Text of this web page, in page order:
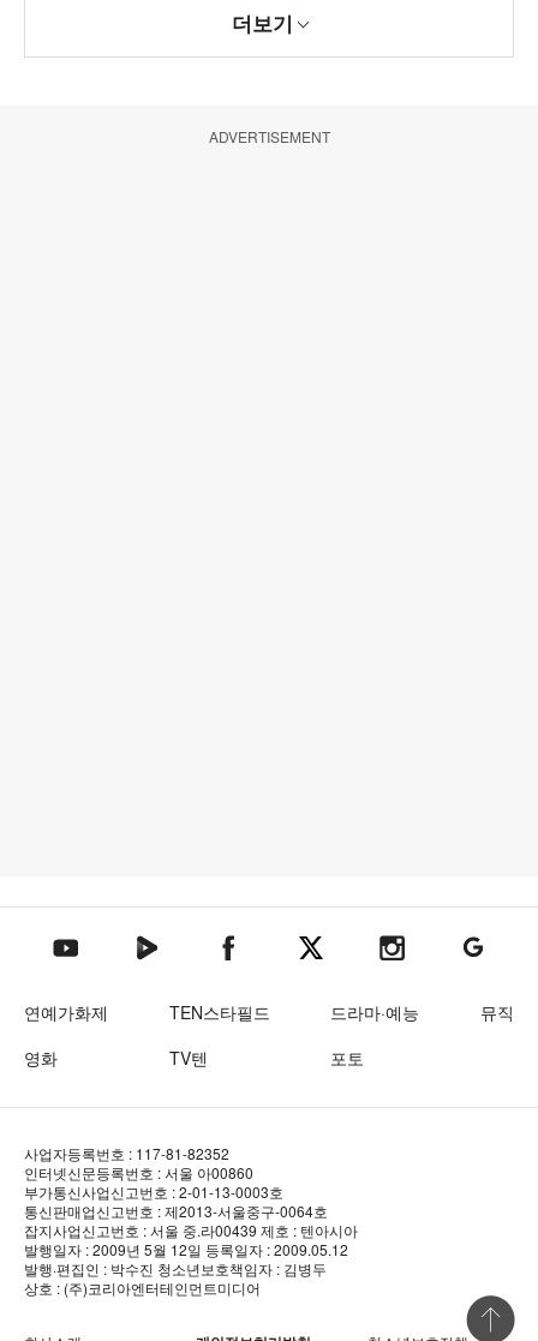
더보기
ADVERTISEMENT
텐아시아 유튜브텐아시아 네이버TV텐아시아 페이스북텐아시아 엑스텐아시아 인스타그램
텐아시아
연예가화제 TEN스타필드 드라마·예능
뮤직
영화
TV텐 포토
사업자등록번호 : 117-81-82352
인터넷신문등록번호 : 서울 아00860
부가통신사업신고번호 : 2-01-13-0003호
통신판매업신고번호 : 제2013-서울중구-0064호
잡지사업신고번호 : 서울 중.라00439 제호 : 텐아시아
발행일자 : 2009년 5월 12일 등록일자 : 2009.05.12
발행·편집인 : 박수진 청소년보호책임자 : 김병두
상호 : (주)코리아엔터테인먼트미디어
상단 바로